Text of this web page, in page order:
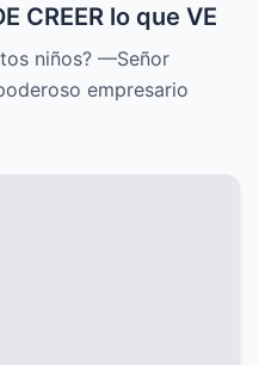
CREER lo que VE
niños? —Señor
empresario